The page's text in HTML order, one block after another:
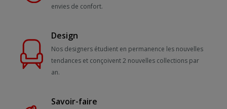
envies de confort.
Design
Nos designers étudient en permanence les nouvelles
tendances et conçoivent 2 nouvelles collections par
an.
Savoir-faire